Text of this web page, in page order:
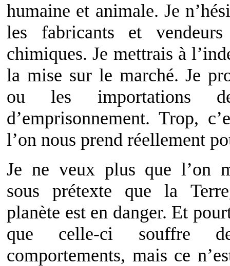
humaine et animale. Je
les fabricants et vendeurs
chimiques. Je mettrais à
la mise sur le marché. Je
ou les importations
d’emprisonnement. Trop,
l’on nous prend réellement
Je ne veux plus que l’on
sous prétexte que la
planète est en danger. Et
que celle-ci souffre
comportements, mais ce